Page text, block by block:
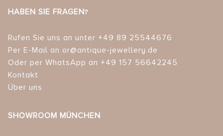
HABEN SIE FRAGEN?
Rufen Sie uns an unter +49 89 25544676
Per E-Mail an or@antique-jewellery.de
Oder per WhatsApp an +49 157 56642245
Kontakt
Über uns
SHOWROOM MÜNCHEN